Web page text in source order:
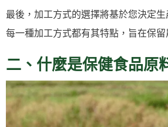
最後，加工方式的選擇將基於您決定
每一種加工方式都有其特點，旨在保
二、什麼是保健食品原